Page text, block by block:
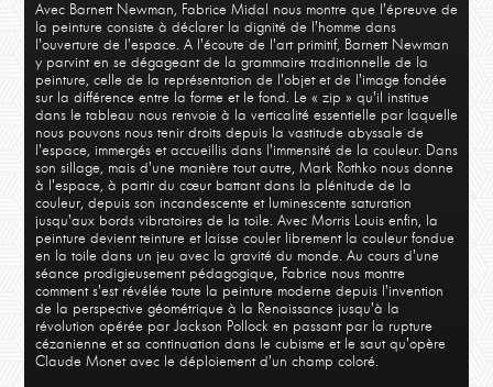
Avec Barnett Newman, Fabrice Midal nous montre que l'épreuve de
la peinture consiste à déclarer la dignité de l'homme dans
l'ouverture de l'espace. A l'écoute de l'art primitif, Barnett Newman
y parvint en se dégageant de la grammaire traditionnelle de la
peinture, celle de la représentation de l'objet et de l'image fondée
sur la différence entre la forme et le fond. Le « zip » qu'il institue
dans le tableau nous renvoie à la verticalité essentielle par laquelle
nous pouvons nous tenir droits depuis la vastitude abyssale de
l'espace, immergés et accueillis dans l'immensité de la couleur. Dans
son sillage, mais d'une manière tout autre, Mark Rothko nous donne
à l'espace, à partir du cœur battant dans la plénitude de la
couleur, depuis son incandescente et luminescente saturation
jusqu'aux bords vibratoires de la toile. Avec Morris Louis enfin, la
peinture devient teinture et laisse couler librement la couleur fondue
en la toile dans un jeu avec la gravité du monde. Au cours d'une
séance prodigieusement pédagogique, Fabrice nous montre
comment s'est révélée toute la peinture moderne depuis l'invention
de la perspective géométrique à la Renaissance jusqu'à la
révolution opérée par Jackson Pollock en passant par la rupture
cézanienne et sa continuation dans le cubisme et le saut qu'opère
Claude Monet avec le déploiement d'un champ coloré.